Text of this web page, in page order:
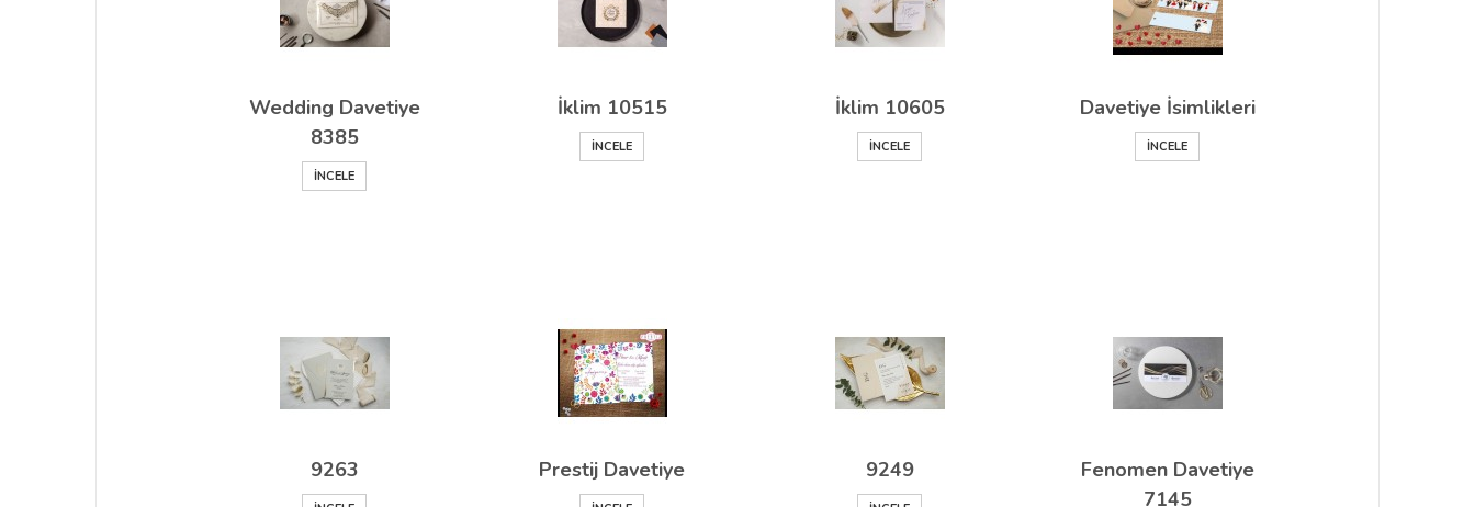
Wedding Davetiye
8385
İNCELE
İklim 10515
İNCELE
İklim 10605
İNCELE
Davetiye İsimlikleri
İNCELE
9263 Prestij Davetiye 9249
Fenomen Davetiye
7145